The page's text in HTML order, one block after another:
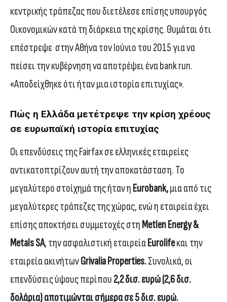
κεντρικής τράπεζας που διετέλεσε επίσης υπουργός
Οικονομικών κατά τη διάρκεια της κρίσης. Θυμάται ότι
επέστρεψε στην Αθήνα τον Ιούνιο του 2015 για να
πείσει την κυβέρνηση να αποτρέψει ένα bank run.
«Αποδείχθηκε ότι ήταν μια ιστορία επιτυχίας».
Πώς η Ελλάδα μετέτρεψε την κρίση χρέους
σε ευρωπαϊκή ιστορία επιτυχίας
Οι επενδύσεις της Fairfax σε ελληνικές εταιρείες
αντικατοπτρίζουν αυτή την αποκατάσταση. Το
μεγαλύτερο στοίχημά της ήταν η Eurobank,μια από τις
μεγαλύτερες τράπεζες της χώρας, ενώ η εταιρεία έχει
επίσης αποκτήσει συμμετοχές στη Metlen Energy &
Metals SA, την ασφαλιστική εταιρείαEurolifeκαι την
εταιρεία ακινήτωνGrivalia Properties.Συνολικά, οι
επενδύσεις ύψους περίπου 2,2 δισ. ευρώ (2,6 δισ.
δολάρια) αποτιμώνται σήμερα σε 5 δισ. ευρώ.